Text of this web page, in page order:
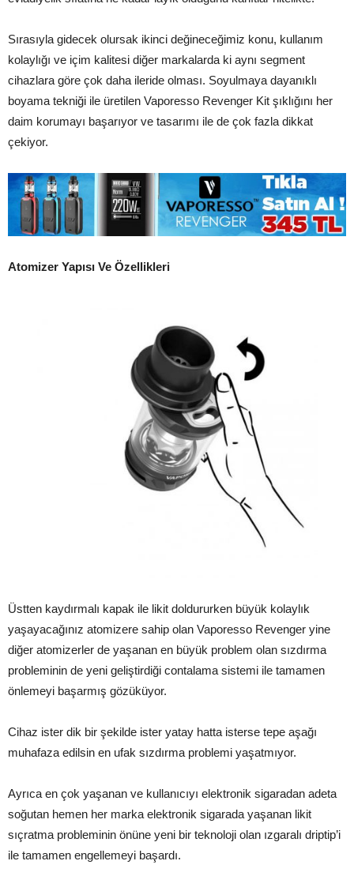
Sırasıyla gidecek olursak ikinci değineceğimiz konu, kullanım
kolaylığı ve içim kalitesi diğer markalarda ki aynı segment
cihazlara göre çok daha ileride olması. Soyulmaya dayanıklı
boyama tekniği ile üretilen Vaporesso Revenger Kit şıklığını her
daim korumayı başarıyor ve tasarımı ile de çok fazla dikkat
çekiyor.
Atomizer Yapısı Ve Özellikleri
Üstten kaydırmalı kapak ile likit doldururken büyük kolaylık
yaşayacağınız atomizere sahip olan Vaporesso Revenger yine
diğer atomizerler de yaşanan en büyük problem olan sızdırma
probleminin de yeni geliştirdiği contalama sistemi ile tamamen
önlemeyi başarmış gözüküyor.
Cihaz ister dik bir şekilde ister yatay hatta isterse tepe aşağı
muhafaza edilsin en ufak sızdırma problemi yaşatmıyor.
Ayrıca en çok yaşanan ve kullanıcıyı elektronik sigaradan adeta
soğutan hemen her marka elektronik sigarada yaşanan likit
sıçratma probleminin önüne yeni bir teknoloji olan ızgaralı driptip’i
ile tamamen engellemeyi başardı.